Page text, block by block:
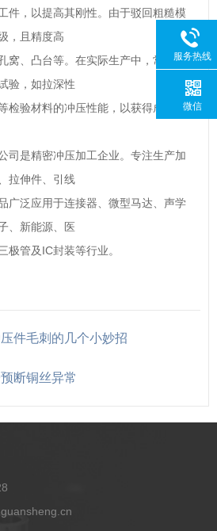
件，以提高其刚性。由于驳回粗糙模
，且精度高
窝、凸台等。在实际生产中，常用与
验，如拉深性
检验材料的冲压性能，以获得成品质
司是精密冲压加工企业。专注生产加
拉伸件、引线
广泛应用于连接器、微型马达、声学
、新能源、医
极管及IC封装等行业。
件毛刺的几个小妙招
断铜丝异常
服务热线
微信